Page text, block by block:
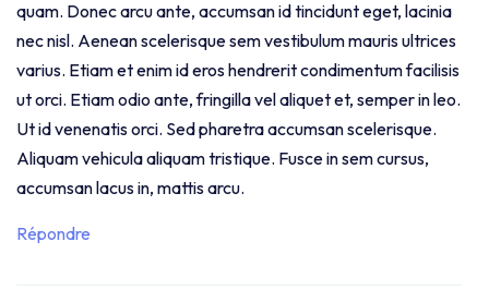
quam. Donec arcu ante, accumsan id tincidunt eget, lacinia
nec nisl. Aenean scelerisque sem vestibulum mauris ultrices
varius. Etiam et enim id eros hendrerit condimentum facilisis
ut orci. Etiam odio ante, fringilla vel aliquet et, semper in leo.
Ut id venenatis orci. Sed pharetra accumsan scelerisque.
Aliquam vehicula aliquam tristique. Fusce in sem cursus,
accumsan lacus in, mattis arcu.
Répondre